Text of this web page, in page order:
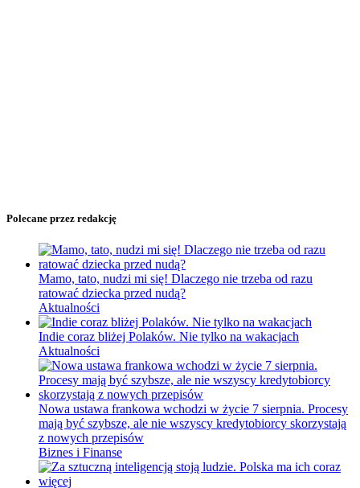
Polecane przez redakcję
Mamo, tato, nudzi mi się! Dlaczego nie trzeba od razu
ratować dziecka przed nudą?
Aktualności
Indie coraz bliżej Polaków. Nie tylko na wakacjach
Aktualności
Nowa ustawa frankowa wchodzi w życie 7 sierpnia. Procesy
mają być szybsze, ale nie wszyscy kredytobiorcy skorzystają
z nowych przepisów
Biznes i Finanse